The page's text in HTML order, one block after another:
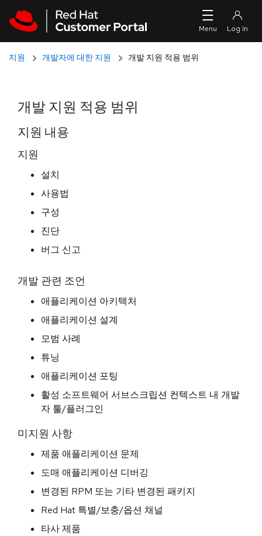
지원 개발자에 대한 지원 개발 지원 적용 범위
개발 지원 적용 범위
지원 내용
지원
설치
사용법
구성
진단
버그 신고
개발 관련 조언
애플리케이션 아키텍처
애플리케이션 설계
모범 사례
튜닝
애플리케이션 포팅
활성 소프트웨어 서브스크립션 컨텍스트 내 개발
자 툴/플러그인
미지원 사항
제품 애플리케이션 문제
도매 애플리케이션 디버깅
변경된 RPM 또는 기타 변경된 패키지
Red Hat 특별/보충/옵션 채널
타사 제품